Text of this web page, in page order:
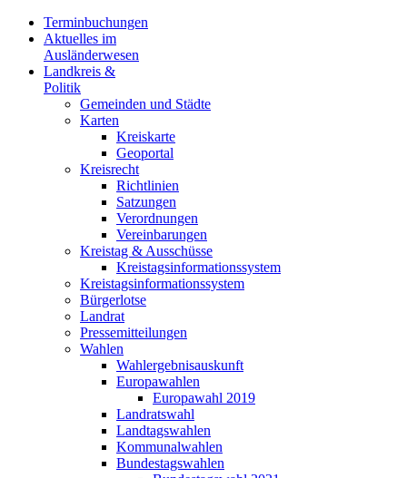
Terminbuchungen
Aktuelles im
Ausländerwesen
Landkreis &
Politik
Gemeinden und Städte
Karten
Kreiskarte
Geoportal
Kreisrecht
Richtlinien
Satzungen
Verordnungen
Vereinbarungen
Kreistag & Ausschüsse
Kreistagsinformationssystem
Kreistagsinformationssystem
Bürgerlotse
Landrat
Pressemitteilungen
Wahlen
Wahlergebnisauskunft
Europawahlen
Europawahl 2019
Landratswahl
Landtagswahlen
Kommunalwahlen
Bundestagswahlen